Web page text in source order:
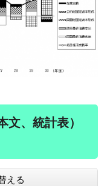
文、統計表）
える